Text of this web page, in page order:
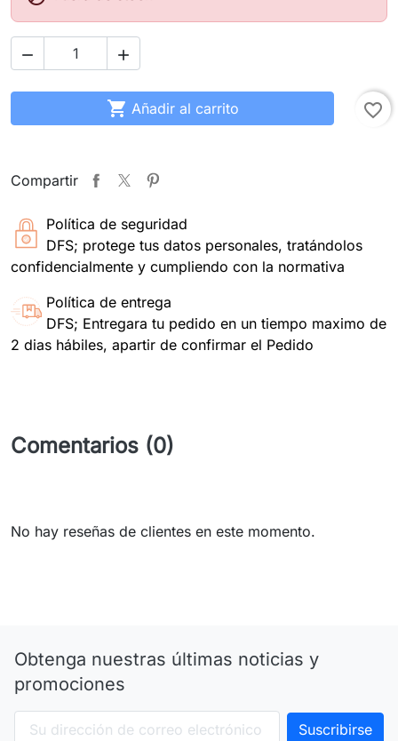
 
 Añadir al carrito favorite_border
Compartir
Política de seguridad
DFS; protege tus datos personales, tratándolos
confidencialmente y cumpliendo con la normativa
Política de entrega
DFS; Entregara tu pedido en un tiempo maximo de
2 dias hábiles, apartir de confirmar el Pedido
Comentarios (0)
No hay reseñas de clientes en este momento.
Obtenga nuestras últimas noticias y
promociones